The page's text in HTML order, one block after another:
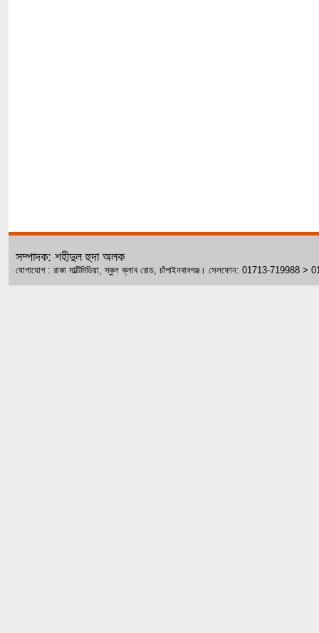
সম্পাদক: শহীদুল হুদা অলক
যোগাযোগ : রাকা মাল্টিমিডিয়া, স্কুল ক্লাব রোড, চাঁপাইনবাবগঞ্জ। সেলফোন: 01713-